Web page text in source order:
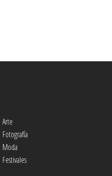
Arte
Fotografía
Moda
Festivales